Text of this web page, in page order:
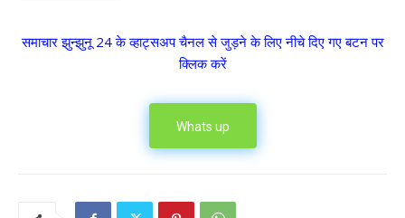
समाचार झुन्झुनू 24 के व्हाट्सअप चैनल से जुड़ने के लिए नीचे दिए गए बटन पर
क्लिक करें
Whats up